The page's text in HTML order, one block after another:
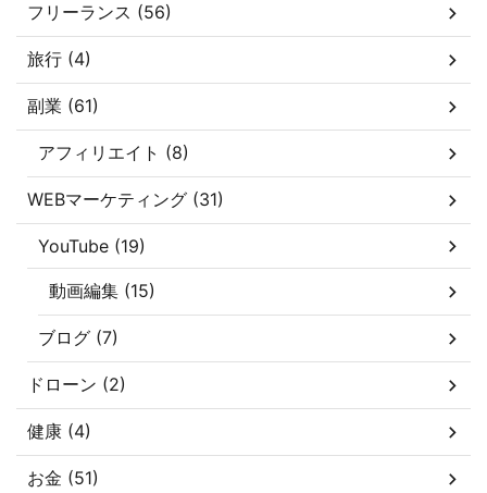
フリーランス (56)
旅行 (4)
副業 (61)
アフィリエイト (8)
WEBマーケティング (31)
YouTube (19)
動画編集 (15)
ブログ (7)
ドローン (2)
健康 (4)
お金 (51)